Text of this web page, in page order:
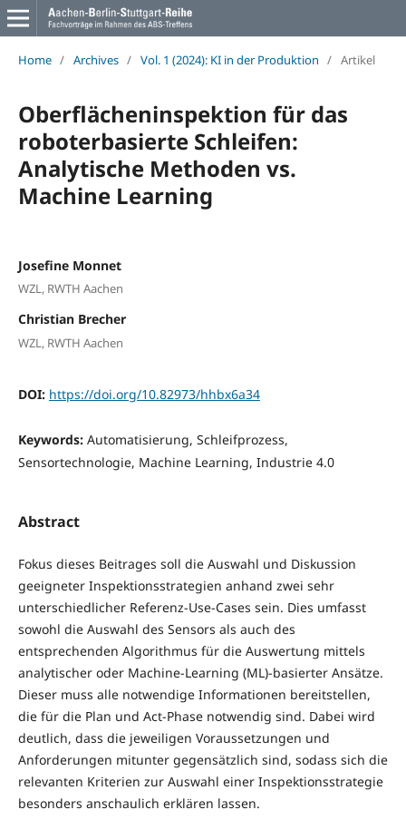
Home / Archives / Vol. 1 (2024): KI in der Produktion / Artikel
Oberflächeninspektion für das
roboterbasierte Schleifen:
Analytische Methoden vs.
Machine Learning
Josefine Monnet
WZL, RWTH Aachen
Christian Brecher
WZL, RWTH Aachen
DOI: https://doi.org/10.82973/hhbx6a34
Keywords: Automatisierung, Schleifprozess,
Sensortechnologie, Machine Learning, Industrie 4.0
Abstract
Fokus dieses Beitrages soll die Auswahl und Diskussion
geeigneter Inspektionsstrategien anhand zwei sehr
unterschiedlicher Referenz-Use-Cases sein. Dies umfasst
sowohl die Auswahl des Sensors als auch des
entsprechenden Algorithmus für die Auswertung mittels
analytischer oder Machine-Learning (ML)-basierter Ansätze.
Dieser muss alle notwendige Informationen bereitstellen,
die für die Plan und Act-Phase notwendig sind. Dabei wird
deutlich, dass die jeweiligen Voraussetzungen und
Anforderungen mitunter gegensätzlich sind, sodass sich die
relevanten Kriterien zur Auswahl einer Inspektionsstrategie
besonders anschaulich erklären lassen.